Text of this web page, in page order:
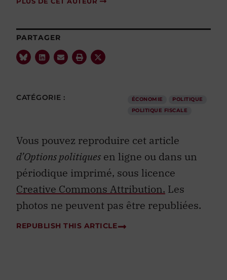
PARTAGER
CATÉGORIE : ÉCONOMIE
POLITIQUE
POLITIQUE FISCALE
Vous pouvez reproduire cet article
d’Options politiques en ligne ou dans un
périodique imprimé, sous licence
Creative Commons Attribution. Les
photos ne peuvent pas être republiées.
REPUBLISH THIS ARTICLE